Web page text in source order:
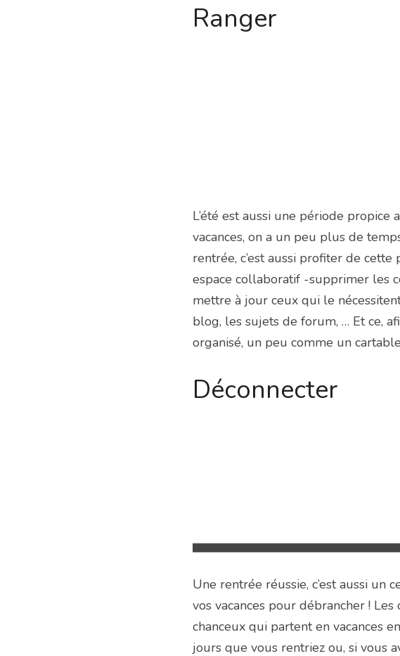
Ranger
L’été est aussi une période
vacances, on a un peu plus de
rentrée, c’est aussi profiter de
espace collaboratif -supprimer les
mettre à jour ceux qui le
blog, les sujets de forum, … Et ce,
organisé, un peu comme un
Déconnecter
Une rentrée réussie, c’est aussi
vos vacances pour débrancher !
chanceux qui partent en vacances
jours que vous rentriez ou, si vous